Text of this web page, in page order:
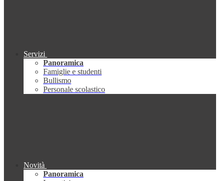
Servizi
Panoramica
Famiglie e studenti
Bullismo
Personale scolastico
Novità
Panoramica